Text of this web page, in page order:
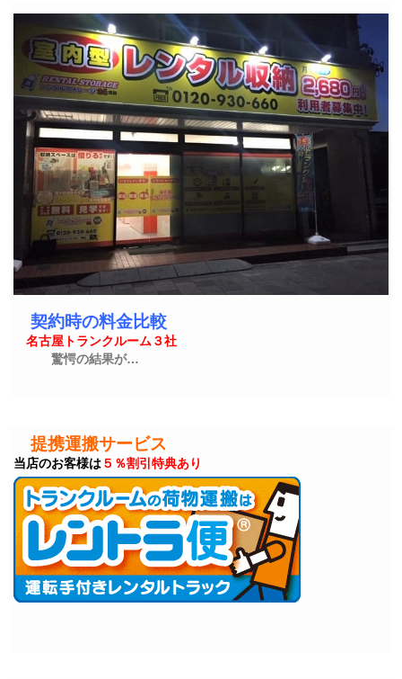
契約時の料金比較
名古屋トランクルーム３社
驚愕の結果が…
提携運搬サービス
当店のお客様は５％割引特典あり